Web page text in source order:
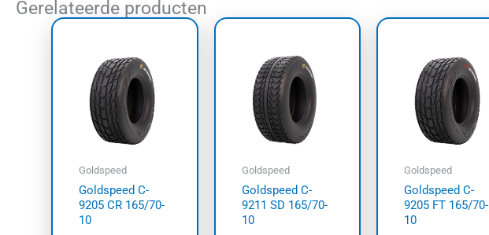
Gerelateerde producten
Goldspeed
Goldspeed C-
9205 CR 165/70-
10
Goldspeed
Goldspeed C-
9211 SD 165/70-
10
Goldspeed
Goldspeed C-
9205 FT 165/70-
10